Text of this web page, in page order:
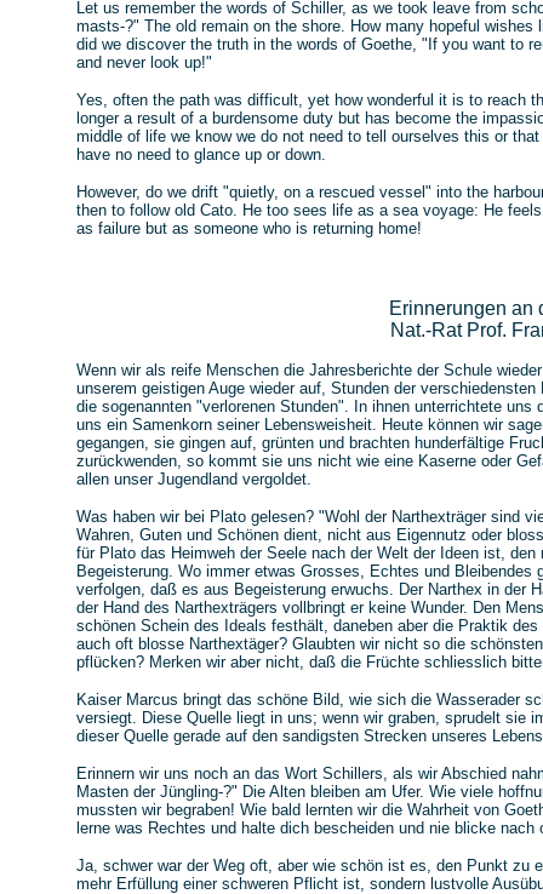
Let us remember the words of Schiller, as we took leave from
masts-?" The old remain on the shore. How many hopeful
did we discover the truth in the words of Goethe, "If you want to
and never look up!"
Yes, often the path was difficult, yet how wonderful it is to reach
longer a result of a burdensome duty but has become the
middle of life we know we do not need to tell ourselves this or
have no need to glance up or down.
However, do we drift "quietly, on a rescued vessel" into the
then to follow old Cato. He too sees life as a sea voyage: He
as failure but as someone who is returning home!
Erinnerungen an
Nat.-Rat Prof.
Wenn wir als reife Menschen die Jahresberichte der Schule
unserem geistigen Auge wieder auf, Stunden der
die sogenannten "verlorenen Stunden". In ihnen unterrichtete
uns ein Samenkorn seiner Lebensweisheit. Heute können wir
gegangen, sie gingen auf, grünten und brachten hunderfältige
zurückwenden, so kommt sie uns nicht wie eine Kaserne oder
allen unser Jugendland vergoldet.
Was haben wir bei Plato gelesen? "Wohl der Narthexträger sind
Wahren, Guten und Schönen dient, nicht aus Eigennutz oder
für Plato das Heimweh der Seele nach der Welt der Ideen ist,
Begeisterung. Wo immer etwas Grosses, Echtes und
verfolgen, daß es aus Begeisterung erwuchs. Der Narthex in der
der Hand des Narthexträgers vollbringt er keine Wunder. Den
schönen Schein des Ideals festhält, daneben aber die Praktik
auch oft blosse Narthextäger? Glaubten wir nicht so die
pflücken? Merken wir aber nicht, daß die Früchte schliesslich
Kaiser Marcus bringt das schöne Bild, wie sich die Wasserader
versiegt. Diese Quelle liegt in uns; wenn wir graben, sprudelt sie
dieser Quelle gerade auf den sandigsten Strecken unseres
Erinnern wir uns noch an das Wort Schillers, als wir Abschied
Masten der Jüngling-?" Die Alten bleiben am Ufer. Wie viele
mussten wir begraben! Wie bald lernten wir die Wahrheit von
lerne was Rechtes und halte dich bescheiden und nie blicke nach
Ja, schwer war der Weg oft, aber wie schön ist es, den Punkt zu
mehr Erfüllung einer schweren Pflicht ist, sondern lustvolle